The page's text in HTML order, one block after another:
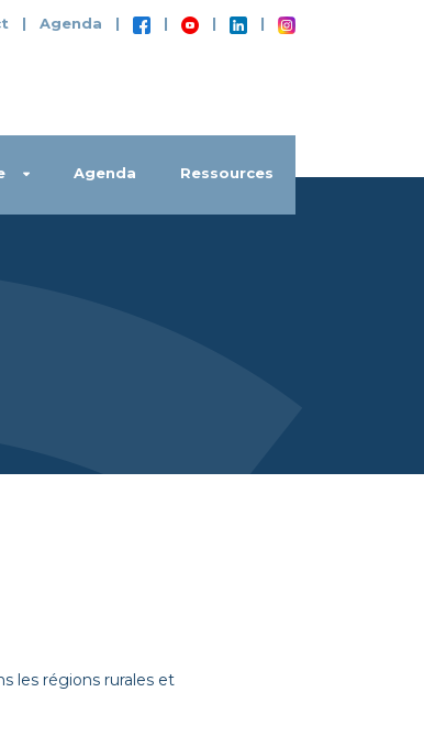
| Agenda | | | |
Agenda Ressources
les régions rurales et